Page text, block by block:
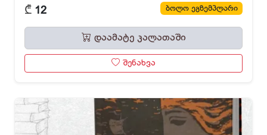
₾ 12 ბოლო ეგზემპლარი
დაამატე კალათაში
შენახვა